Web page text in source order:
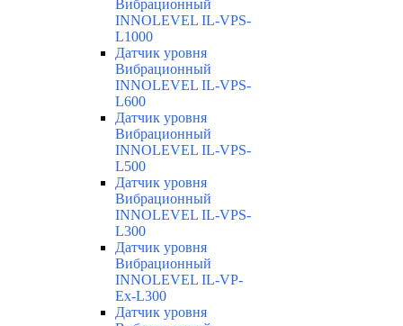
Вибрационный
INNOLEVEL IL-VPS-
L1000
Датчик уровня
Вибрационный
INNOLEVEL IL-VPS-
L600
Датчик уровня
Вибрационный
INNOLEVEL IL-VPS-
L500
Датчик уровня
Вибрационный
INNOLEVEL IL-VPS-
L300
Датчик уровня
Вибрационный
INNOLEVEL IL-VP-
Ex-L300
Датчик уровня